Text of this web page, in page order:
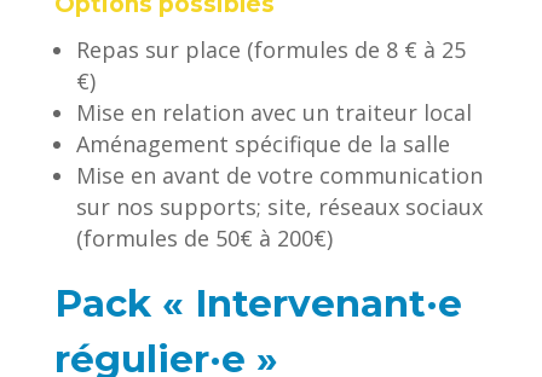
Repas sur place (formules de 8 € à 25
€)
Mise en relation avec un traiteur local
Aménagement spécifique de la salle
Mise en avant de votre communication
sur nos supports; site, réseaux sociaux
(formules de 50€ à 200€)
Pack « Intervenant·e
régulier·e »